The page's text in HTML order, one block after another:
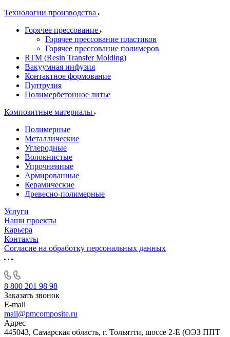
Технологии производства
Горячее прессование
Горячее прессование пластиков
Горячее прессование полимеров
RTM (Resin Transfer Molding)
Вакуумная инфузия
Контактное формование
Пултрузия
Полимербетонное литье
Композитные материалы
Полимерные
Металлические
Углеродные
Волокнистые
Упрочненные
Армированные
Керамические
Древесно-полимерные
Услуги
Наши проекты
Карьера
Контакты
Согласие на обработку персональных данных
8 800 201 98 98
Заказать звонок
E-mail
mail@pmcomposite.ru
Адрес
445043, Самарская область, г. Тольятти, шоссе 2-Е (ОЭЗ ППТ